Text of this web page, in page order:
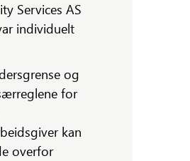
Services AS
individuelt
og
for
kan
overfor